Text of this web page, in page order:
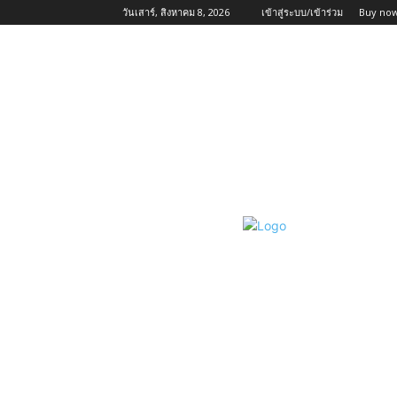
วันเสาร์, สิงหาคม 8, 2026 เข้าสู่ระบบ/เข้าร่วม Buy